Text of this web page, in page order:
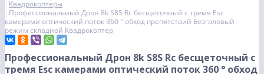
Квадрокоптеры
Профессиональный Дрон 8k S8S Rc бесщеточный с тремя Esc
камерами оптический поток 360 ° обход препятствий Безголовый
режим складной Квадрокоптер
Профессиональный Дрон 8k S8S Rc бесщеточный с
тремя Esc камерами оптический поток 360 ° обход